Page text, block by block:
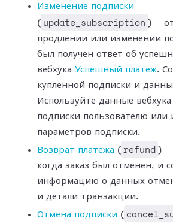
Изменение подписки
( update_subscription ) —
продлении или изменении
был получен ответ об
вебхука Успешный платеж.
купленной подписки и
Используйте данные
подписки пользователю или
параметров подписки.
Возврат платежа ( refund ) —
когда заказ был отменен, и
информацию о данных
и детали транзакции.
Отмена подписки (